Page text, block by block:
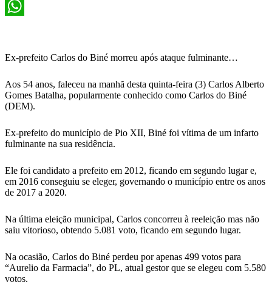
X
Ex-prefeito Carlos do Biné morreu após ataque fulminante…
Aos 54 anos, faleceu na manhã desta quinta-feira (3) Carlos Alberto
Gomes Batalha, popularmente conhecido como Carlos do Biné
(DEM).
Ex-prefeito do município de Pio XII, Biné foi vítima de um infarto
fulminante na sua residência.
Ele foi candidato a prefeito em 2012, ficando em segundo lugar e,
em 2016 conseguiu se eleger, governando o município entre os anos
de 2017 a 2020.
Na última eleição municipal, Carlos concorreu à reeleição mas não
saiu vitorioso, obtendo 5.081 voto, ficando em segundo lugar.
Na ocasião, Carlos do Biné perdeu por apenas 499 votos para
“Aurelio da Farmacia”, do PL, atual gestor que se elegeu com 5.580
votos.